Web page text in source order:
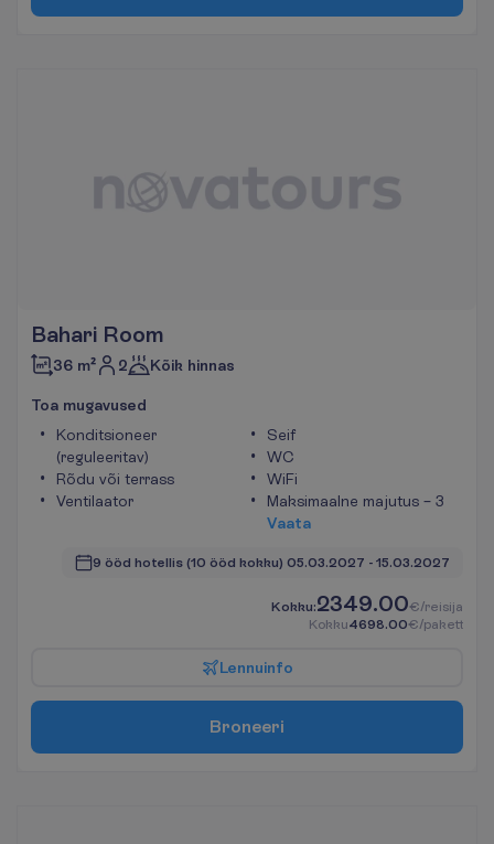
Bahari Room
36 m² 2 Kõik hinnas
Toa mugavused
Konditsioneer
(reguleeritav)
Rõdu või terrass
Ventilaator
Seif
WC
WiFi
Maksimaalne majutus – 3
Vaata
9 ööd hotellis (10 ööd kokku) 05.03.2027 - 15.03.2027
Kokku:2349.00€/reisija
Kokku4698.00€/pakett
Lennuinfo
Broneeri